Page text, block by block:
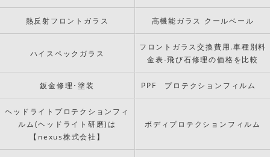
熱反射フロントガラス 高機能ガラス クールベール
ハイスペックガラス
フロントガラス交換費用.車種別料
金表-飛び石修理の価格を比較
鈑金修理･塗装 PPF プロテクションフィルム
ヘッドライトプロテクションフィ
ルム(ヘッドライト研磨)は
【nexus株式会社】
ボディプロテクションフィルム